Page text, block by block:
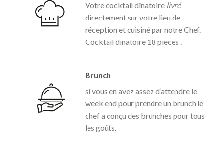
Votre cocktail dînatoire livré
directement sur votre lieu de
réception et cuisiné par notre Chef.
Cocktail dinatoire 18 pièces .
Brunch
si vous en avez assez d’attendre le
week end pour prendre un brunch le
chefa conçu des brunches pour tous
les goûts.